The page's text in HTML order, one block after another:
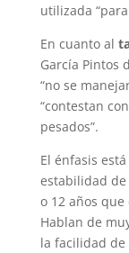
utilizada
En cuanto al
García Pintos
“no se
“contestan
pesados”.
El énfasis está
estabilidad de
o 12 años
Hablan de
la facilidad de